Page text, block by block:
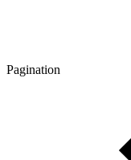
Pagination